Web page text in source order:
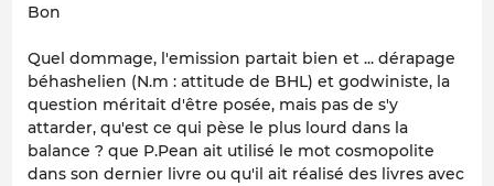
Bon
Quel dommage, l'emission partait bien et ... dérapage
béhashelien (N.m : attitude de BHL) et godwiniste, la
question méritait d'être posée, mais pas de s'y
attarder, qu'est ce qui pèse le plus lourd dans la
balance ? que P.Pean ait utilisé le mot cosmopolite
dans son dernier livre ou qu'il ait réalisé des livres avec